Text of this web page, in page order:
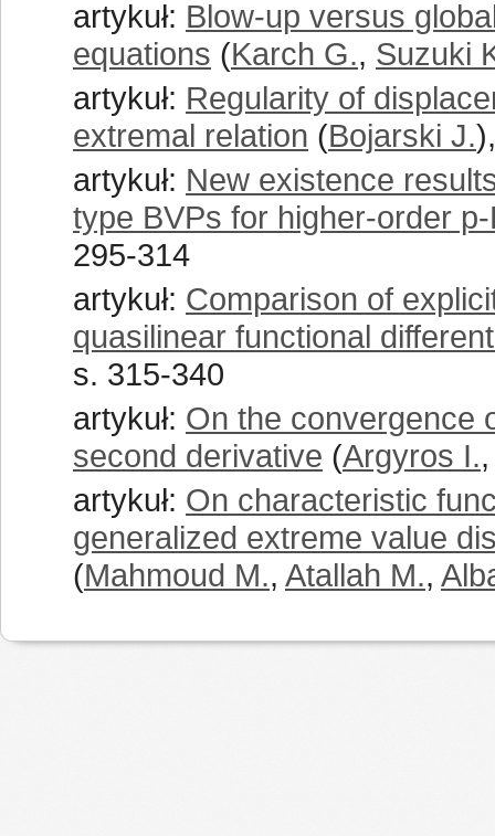
artykuł: Blow-up versus
equations (Karch G., Suzuki
artykuł: Regularity of
extremal relation (Bojarski J.
artykuł: New existence
type BVPs for higher-order
295-314
artykuł: Comparison of
quasilinear functional
s. 315-340
artykuł: On the convergence
second derivative (Argyros I.
artykuł: On characteristic
generalized extreme value
(Mahmoud M., Atallah M.,